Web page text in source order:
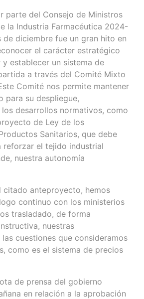
parte del Consejo de Ministros
la Industria Farmacéutica 2024-
de diciembre fue un gran hito en
el carácter estratégico
establecer un sistema de
a través del Comité Mixto
Comité nos permite mantener
para su despliegue,
los desarrollos normativos, como
de Ley de los
Sanitarios, que debe
reforzar el tejido industrial
nuestra autonomía
citado anteproyecto, hemos
continuo con los ministerios
trasladado, de forma
nuestras
cuestiones que consideramos
como es el sistema de precios
de prensa del gobierno
en relación a la aprobación